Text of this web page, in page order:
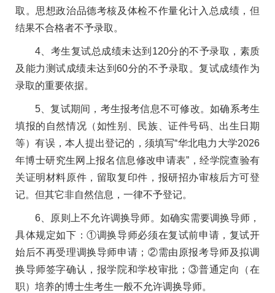
取。思想政治品德考核及体检不作量化计入总成绩，但
结果不合格者不予录取。
4、考生复试总成绩未达到120分的不予录取，素质
及能力测试成绩未达到60分的不予录取。复试成绩作为
录取的重要依据。
5、复试期间，考生报考信息不可修改。如确系考生
填报的自然情况（如性别、民族、证件号码、出生日期
等）有误，本人提出登记的，须填写“华北电力大学2026
年博士研究生网上报名信息修改申请表”，经学院查验有
关证明材料原件，留取复印件，报研招办审核后方可登
记。但其它非自然信息，一律不予登记。
6、原则上不允许调换导师。如确实需要调换导师，
具体规定如下：①调换导师必须在复试前申请，复试开
始后不再受理调换导师申请；②需由原报考导师及拟调
换导师签字确认，报学院和学校审批；③普通定向（在
职）培养的博士生考生一般不允许调换导师。